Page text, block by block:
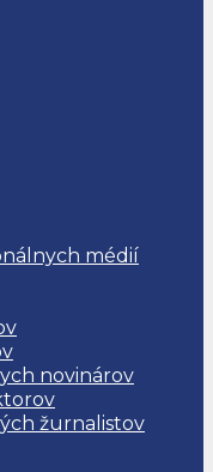
médií
novinárov
žurnalistov